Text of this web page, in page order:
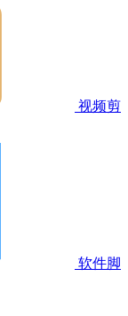
视频剪
软件脚